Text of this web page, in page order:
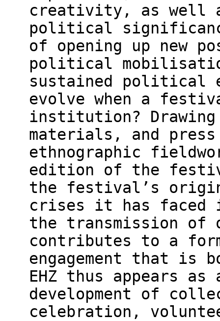
creativity, as well
political
of opening up new
political
sustained political
evolve when a
institution?
materials, and
ethnographic
edition of the
the festival’s
crises it has faced
the transmission
contributes to a
engagement that is
EHZ thus appears
development of
celebration,